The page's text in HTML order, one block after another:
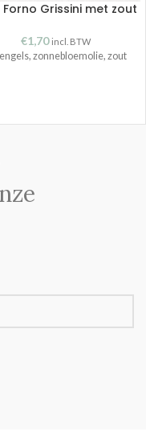
Forno Grissini met zout
€1,70 incl. BTW
zonnebloemolie, zout